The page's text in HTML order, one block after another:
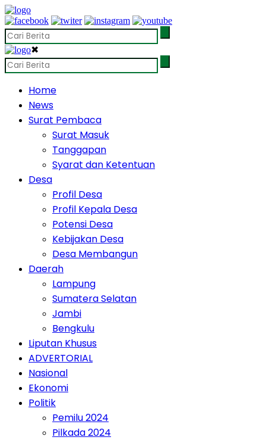
✖
Home
News
Surat Pembaca
Surat Masuk
Tanggapan
Syarat dan Ketentuan
Desa
Profil Desa
Profil Kepala Desa
Potensi Desa
Kebijakan Desa
Desa Membangun
Daerah
Lampung
Sumatera Selatan
Jambi
Bengkulu
Liputan Khusus
ADVERTORIAL
Nasional
Ekonomi
Politik
Pemilu 2024
Pilkada 2024